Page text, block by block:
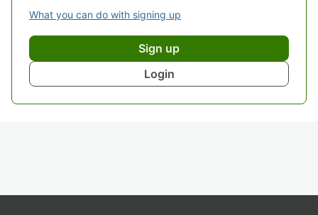
What you can do with signing up
Sign up
Login